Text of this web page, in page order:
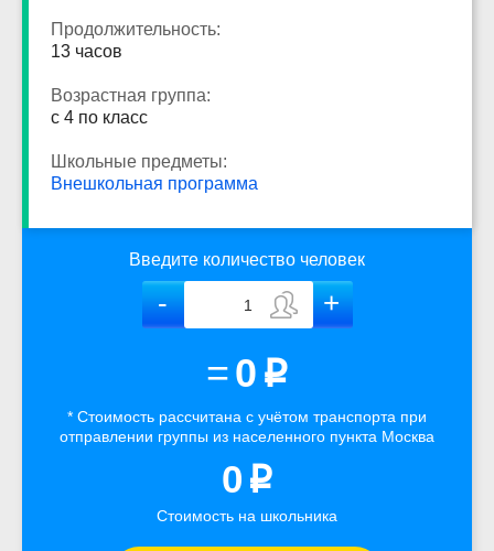
Продолжительность:
13 часов
Возрастная группа:
с 4 по класс
Школьные предметы:
Внешкольная программа
Введите количество человек
=0 p
* Стоимость рассчитана с учётом транспорта при
отправлении группы из населенного пункта Москва
0 p
Стоимость на школьника